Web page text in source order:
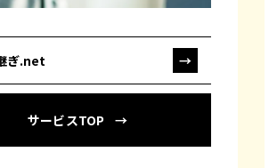
ぎ.net →
サービスTOP